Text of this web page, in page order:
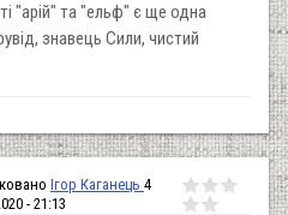
"арій" та "ельф" є ще одна
знавець Сили, чистий
Ігор Каганець 4
- 21:13